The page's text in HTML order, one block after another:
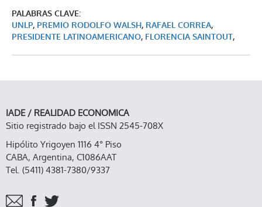
PALABRAS CLAVE:
UNLP, PREMIO RODOLFO WALSH, RAFAEL CORREA,
PRESIDENTE LATINOAMERICANO, FLORENCIA SAINTOUT,
IADE / REALIDAD ECONOMICA
Sitio registrado bajo el ISSN 2545-708X
Hipólito Yrigoyen 1116 4° Piso
CABA, Argentina, C1086AAT
Tel. (5411) 4381-7380/9337